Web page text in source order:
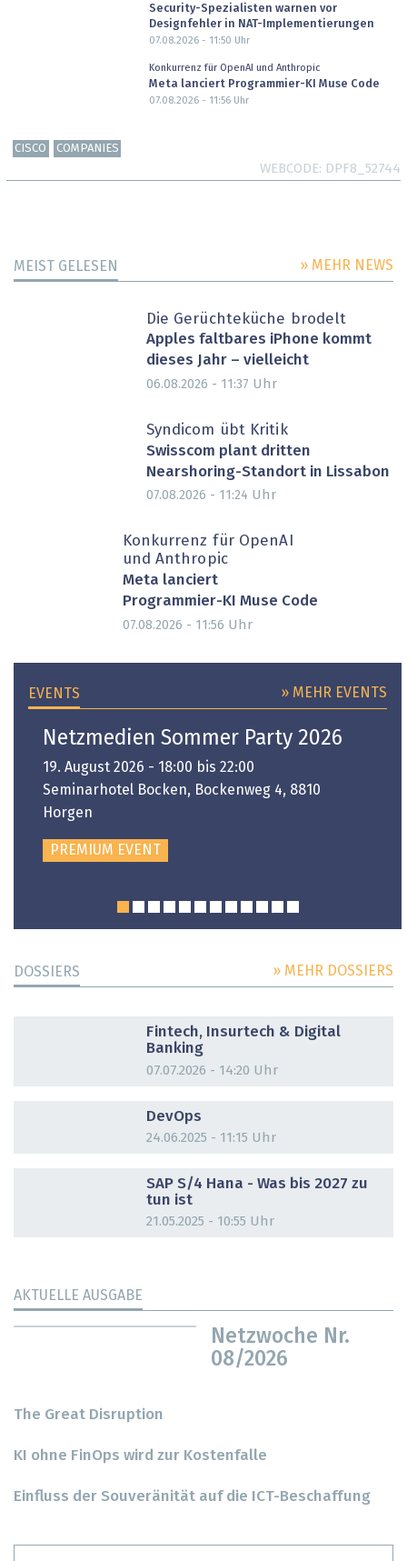
Security-Spezialisten warnen vor
Designfehler in NAT-Implementierungen
07.08.2026 - 11:50 Uhr
Konkurrenz für OpenAI und Anthropic
Meta lanciert Programmier-KI Muse Code
07.08.2026 - 11:56Uhr
CISCO COMPANIES
WEBCODE DPF8_52744
MEIST GELESEN » MEHR NEWS
Die Gerüchteküche brodelt
Apples faltbares iPhone kommt
dieses Jahr – vielleicht
06.08.2026 - 11:37 Uhr
Syndicom übt Kritik
Swisscom plant dritten
Nearshoring-Standort in Lissabon
07.08.2026 - 11:24 Uhr
Konkurrenz für OpenAI
und Anthropic
Meta lanciert
Programmier-KI Muse Code
07.08.2026 - 11:56 Uhr
EVENTS » MEHR EVENTS
Netzmedien Sommer Party 2026
19. August 2026 - 18:00 bis 22:00
Seminarhotel Bocken, Bockenweg 4, 8810
Horgen
PREMIUM EVENT
DOSSIERS » MEHR DOSSIERS
Fintech, Insurtech & Digital
Banking
07.07.2026 - 14:20 Uhr
DevOps
24.06.2025 - 11:15 Uhr
SAP S/4 Hana - Was bis 2027 zu
tun ist
21.05.2025 - 10:55 Uhr
AKTUELLE AUSGABE
Netzwoche Nr.
08/2026
The Great Disruption
KI ohne FinOps wird zur Kostenfalle
Einfluss der Souveränität auf die ICT-Beschaffung